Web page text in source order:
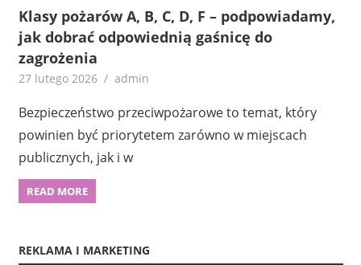
Klasy pożarów A, B, C, D, F – podpowiadamy,
jak dobrać odpowiednią gaśnicę do
zagrożenia
27 lutego 2026 admin
Bezpieczeństwo przeciwpożarowe to temat, który
powinien być priorytetem zarówno w miejscach
publicznych, jak i w
READ MORE
REKLAMA I MARKETING